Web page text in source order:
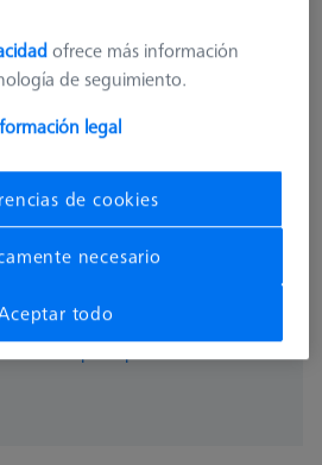
más el IVA
a la cesta
ofrece más información
de seguimiento.
legal
de cookies
necesario
todo